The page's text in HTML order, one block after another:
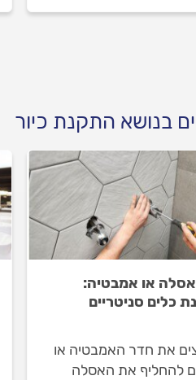
כל התשובות
בנושא התקנת כיור
אסלה או אמבטיה:
כלים סניטריים
את חדר האמבטיה או
להחליף את האסלה